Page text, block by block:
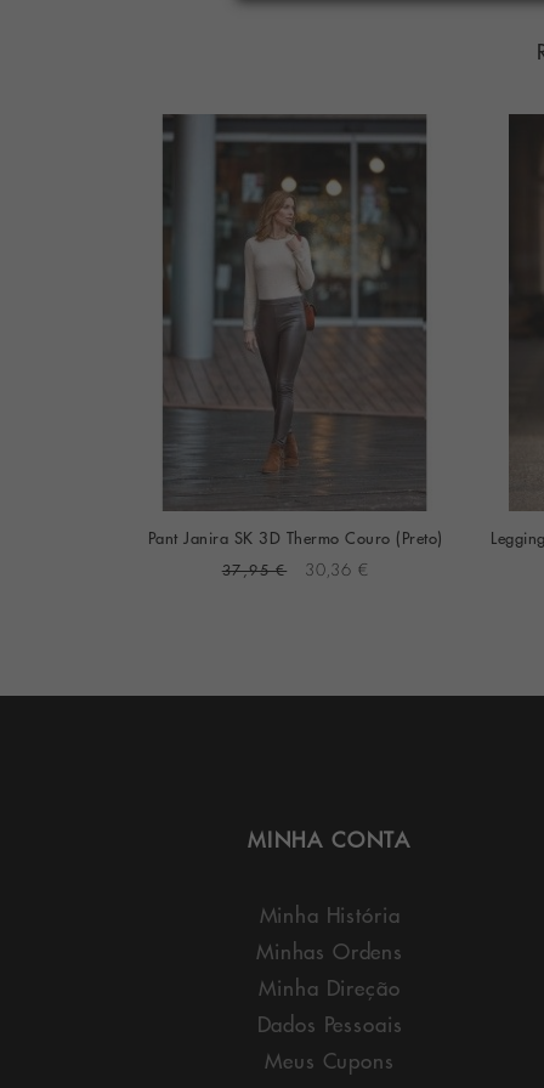
Pant Janira SK 3D Thermo Couro (Preto)
37,95 € 30,36 €
MINHA CONTA
Minha História
Minhas Ordens
Minha Direção
Dados Pessoais
Meus Cupons